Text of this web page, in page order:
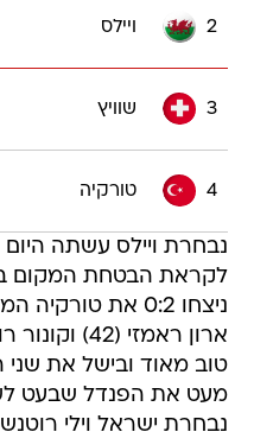
2 ויילס
3 שוויץ
4 טורקיה
נבחרת ויילס עשתה
לקראת הבטחת המקום
ניצחו 0:2 את
טוב מאוד ובישל את
נבחרת ישראל וילי